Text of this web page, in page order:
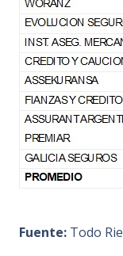
Fuente: Todo